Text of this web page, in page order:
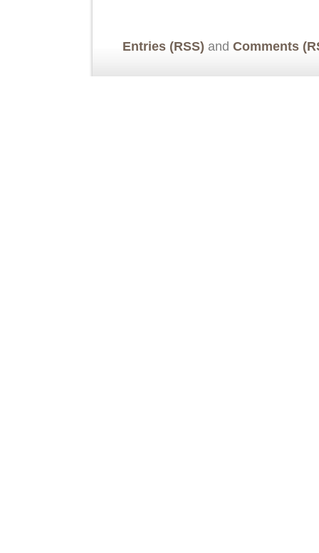
Entries (RSS) and Comments